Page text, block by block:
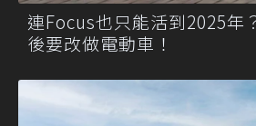
連Focus也只能活到2025年
後要改做電動車！